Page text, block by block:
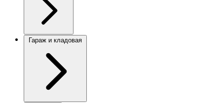
Гараж и кладовая